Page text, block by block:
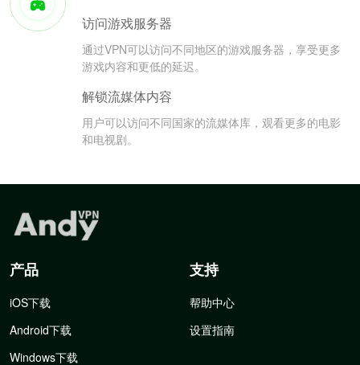
访问游戏服务器
通过VPN可以访问不同地区的游戏服务器，享受更多
游戏内容和更低的延迟。
解锁流媒体内容
用户可以访问不同国家的流媒体库，观看更多的电影
和电视剧。
产品
iOS下载
Android下载
Windows下载
支持
帮助中心
设置指南